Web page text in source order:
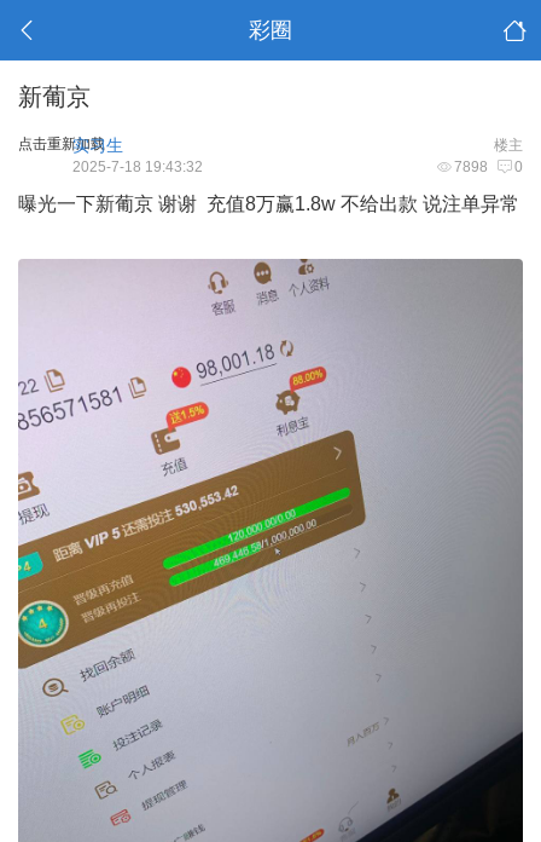
彩圈
新葡京
点击重新加载 楼主
实习生
7898 0
2025-7-18 19:43:32
曝光一下新葡京 谢谢 充值8万赢1.8w 不给出款 说注单异常